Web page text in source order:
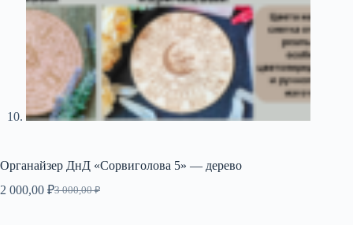
Органайзер ДнД «Сорвиголова 5» — дерево
3 000,00₽
Первоначальная
2 000,00 ₽
Текущая